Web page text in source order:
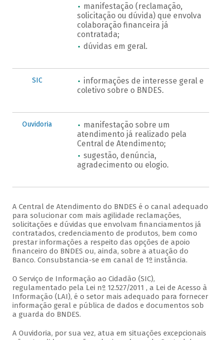
manifestação (reclamação,
solicitação ou dúvida) que envolva
colaboração financeira já
contratada;
dúvidas em geral.
SIC
informações de interesse geral e
coletivo sobre o BNDES.
Ouvidoria
manifestação sobre um
atendimento já realizado pela
Central de Atendimento;
sugestão, denúncia,
agradecimento ou elogio.
A Central de Atendimento do BNDES é o canal adequado
para solucionar com mais agilidade reclamações,
solicitações e dúvidas que envolvam financiamentos já
contratados, credenciamento de produtos, bem como
prestar informações a respeito das opções de apoio
financeiro do BNDES ou, ainda, sobre a atuação do
Banco. Consubstancia-se em canal de 1º instância.
O Serviço de Informação ao Cidadão (SIC),
regulamentado pela Lei nº 12.527/2011 , a Lei de Acesso à
Informação (LAI), é o setor mais adequado para fornecer
informação geral e pública de dados e documentos sob
a guarda do BNDES.
A Ouvidoria, por sua vez, atua em situações excepcionais